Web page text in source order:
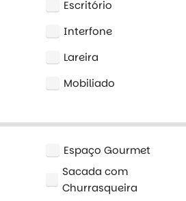
Escritório
Interfone
Lareira
Mobiliado
Espaço Gourmet
Sacada com
Churrasqueira